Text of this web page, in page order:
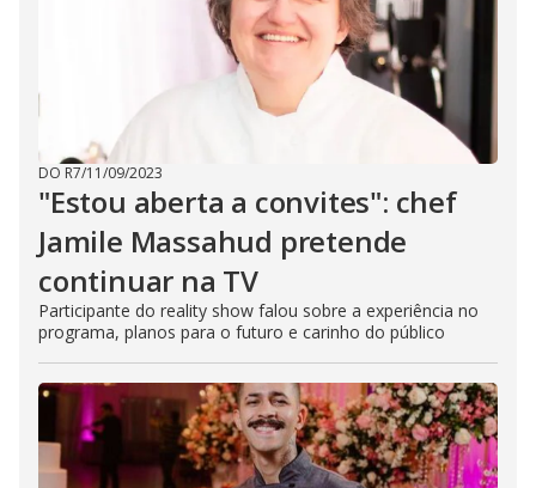
DO R7/11/09/2023
"Estou aberta a convites": chef
Jamile Massahud pretende
continuar na TV
Participante do reality show falou sobre a experiência no
programa, planos para o futuro e carinho do público